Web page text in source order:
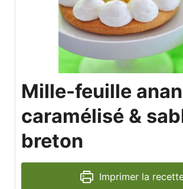
Mille-feuille
caramélisé &
breton
Imprimer la